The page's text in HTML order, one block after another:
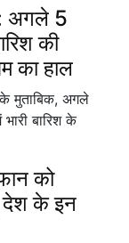
अगले 5
की
का हाल
के मुताबिक, अगले
बारिश के
को
देश के इन